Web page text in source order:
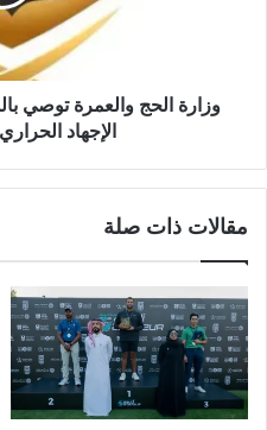
وزارة الحج والعمرة توصي
الإجهاد
مقالات ذات صلة